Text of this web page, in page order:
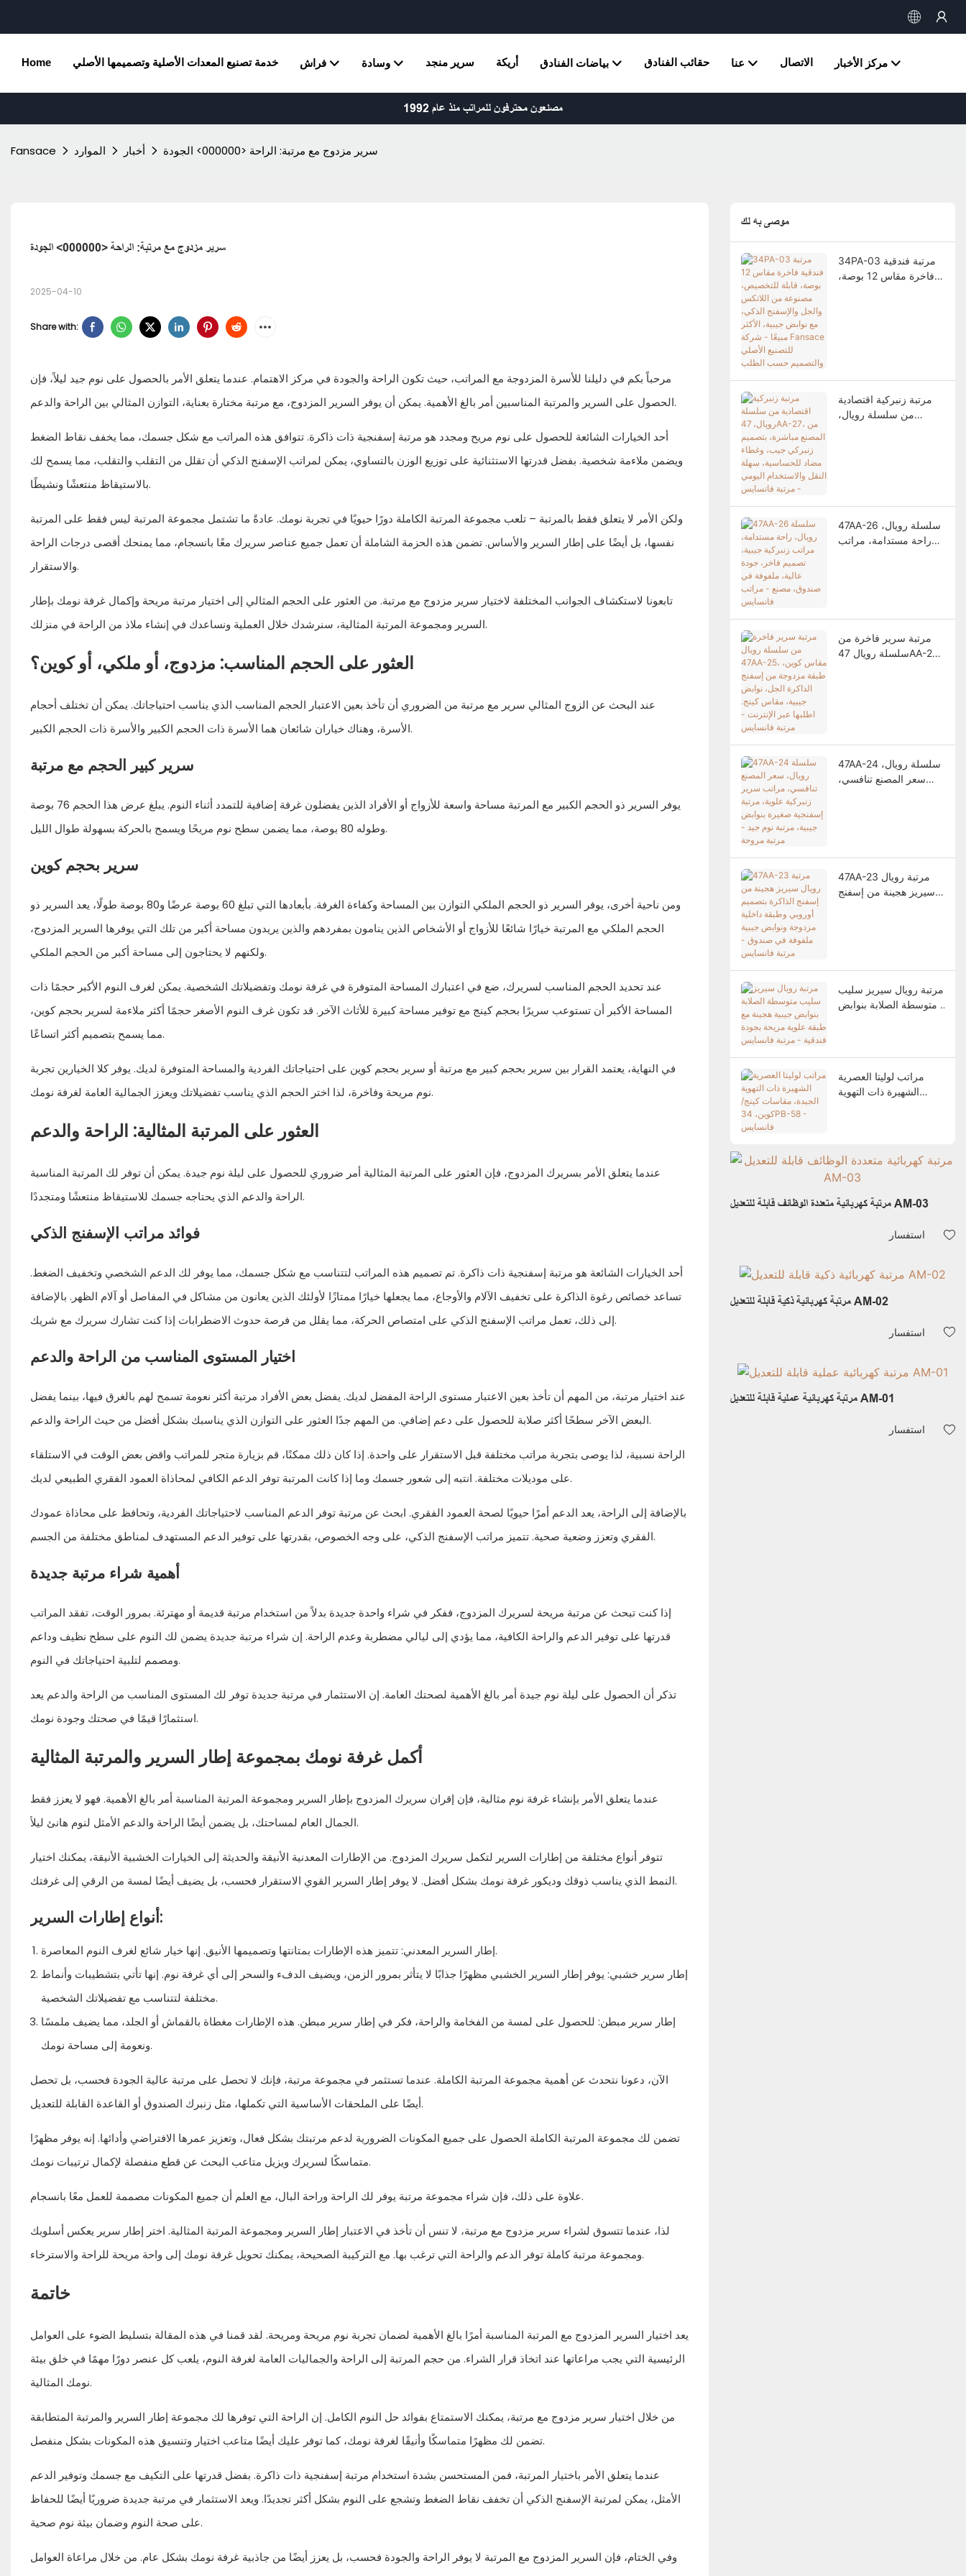
Home خدمة تصنيع المعدات الأصلية وتصميمها الأصلي فراش وسادة سرير منجد أريكة بياضات الفنادق حقائب الفنادق عنا الاتصال مركز الأخبار
مصنعون محترفون للمراتب منذ عام 1992
Fansace الموارد أخبار سرير مزدوج مع مرتبة: الراحة <000000> الجودة
سرير مزدوج مع مرتبة: الراحة <000000> الجودة
2025-04-10
Share with:
مرحباً بكم في دليلنا للأسرة المزدوجة مع المراتب، حيث تكون الراحة والجودة في مركز الاهتمام. عندما يتعلق الأمر بالحصول على نوم جيد ليلاً، فإن
الحصول على السرير والمرتبة المناسبين أمر بالغ الأهمية. يمكن أن يوفر السرير المزدوج، مع مرتبة مختارة بعناية، التوازن المثالي بين الراحة والدعم.
أحد الخيارات الشائعة للحصول على نوم مريح ومجدد هو مرتبة إسفنجية ذات ذاكرة. تتوافق هذه المراتب مع شكل جسمك، مما يخفف نقاط الضغط
ويضمن ملاءمة شخصية. بفضل قدرتها الاستثنائية على توزيع الوزن بالتساوي، يمكن لمراتب الإسفنج الذكي أن تقلل من التقلب والتقلب، مما يسمح لك
بالاستيقاظ منتعشًا ونشيطًا.
ولكن الأمر لا يتعلق فقط بالمرتبة – تلعب مجموعة المرتبة الكاملة دورًا حيويًا في تجربة نومك. عادةً ما تشتمل مجموعة المرتبة ليس فقط على المرتبة
نفسها، بل أيضًا على إطار السرير والأساس. تضمن هذه الحزمة الشاملة أن تعمل جميع عناصر سريرك معًا بانسجام، مما يمنحك أقصى درجات الراحة
والاستقرار.
تابعونا لاستكشاف الجوانب المختلفة لاختيار سرير مزدوج مع مرتبة. من العثور على الحجم المثالي إلى اختيار مرتبة مريحة وإكمال غرفة نومك بإطار
السرير ومجموعة المرتبة المثالية، سنرشدك خلال العملية ونساعدك في إنشاء ملاذ من الراحة في منزلك.
العثور على الحجم المناسب: مزدوج، أو ملكي، أو كوين؟
عند البحث عن الزوج المثالي سرير مع مرتبة من الضروري أن تأخذ بعين الاعتبار الحجم المناسب الذي يناسب احتياجاتك. يمكن أن تختلف أحجام
الأسرة، وهناك خياران شائعان هما الأسرة ذات الحجم الكبير والأسرة ذات الحجم الكبير.
سرير كبير الحجم مع مرتبة
يوفر السرير ذو الحجم الكبير مع المرتبة مساحة واسعة للأزواج أو الأفراد الذين يفضلون غرفة إضافية للتمدد أثناء النوم. يبلغ عرض هذا الحجم 76 بوصة
وطوله 80 بوصة، مما يضمن سطح نوم مريحًا ويسمح بالحركة بسهولة طوال الليل.
سرير بحجم كوين
ومن ناحية أخرى، يوفر السرير ذو الحجم الملكي التوازن بين المساحة وكفاءة الغرفة. بأبعادها التي تبلغ 60 بوصة عرضًا و80 بوصة طولًا، يعد السرير ذو
الحجم الملكي مع المرتبة خيارًا شائعًا للأزواج أو الأشخاص الذين ينامون بمفردهم والذين يريدون مساحة أكبر من تلك التي يوفرها السرير المزدوج،
ولكنهم لا يحتاجون إلى مساحة أكبر من الحجم الملكي.
عند تحديد الحجم المناسب لسريرك، ضع في اعتبارك المساحة المتوفرة في غرفة نومك وتفضيلاتك الشخصية. يمكن لغرف النوم الأكبر حجمًا ذات
المساحة الأكبر أن تستوعب سريرًا بحجم كينج مع توفير مساحة كبيرة للأثاث الآخر. قد تكون غرف النوم الأصغر حجمًا أكثر ملاءمة لسرير بحجم كوين،
مما يسمح بتصميم أكثر اتساعًا.
في النهاية، يعتمد القرار بين سرير بحجم كبير مع مرتبة أو سرير بحجم كوين على احتياجاتك الفردية والمساحة المتوفرة لديك. يوفر كلا الخيارين تجربة
نوم مريحة وفاخرة، لذا اختر الحجم الذي يناسب تفضيلاتك ويعزز الجمالية العامة لغرفة نومك.
العثور على المرتبة المثالية: الراحة والدعم
عندما يتعلق الأمر بسريرك المزدوج، فإن العثور على المرتبة المثالية أمر ضروري للحصول على ليلة نوم جيدة. يمكن أن توفر لك المرتبة المناسبة
الراحة والدعم الذي يحتاجه جسمك للاستيقاظ منتعشًا ومتجددًا.
فوائد مراتب الإسفنج الذكي
أحد الخيارات الشائعة هو مرتبة إسفنجية ذات ذاكرة. تم تصميم هذه المراتب لتتناسب مع شكل جسمك، مما يوفر لك الدعم الشخصي وتخفيف الضغط.
تساعد خصائص رغوة الذاكرة على تخفيف الآلام والأوجاع، مما يجعلها خيارًا ممتازًا لأولئك الذين يعانون من مشاكل في المفاصل أو آلام الظهر. بالإضافة
إلى ذلك، تعمل مراتب الإسفنج الذكي على امتصاص الحركة، مما يقلل من فرصة حدوث الاضطرابات إذا كنت تشارك سريرك مع شريك.
اختيار المستوى المناسب من الراحة والدعم
عند اختيار مرتبة، من المهم أن تأخذ بعين الاعتبار مستوى الراحة المفضل لديك. يفضل بعض الأفراد مرتبة أكثر نعومة تسمح لهم بالغرق فيها، بينما يفضل
البعض الآخر سطحًا أكثر صلابة للحصول على دعم إضافي. من المهم جدًا العثور على التوازن الذي يناسبك بشكل أفضل من حيث الراحة والدعم.
الراحة نسبية، لذا يوصى بتجربة مراتب مختلفة قبل الاستقرار على واحدة. إذا كان ذلك ممكنًا، قم بزيارة متجر للمراتب واقض بعض الوقت في الاستلقاء
على موديلات مختلفة. انتبه إلى شعور جسمك وما إذا كانت المرتبة توفر الدعم الكافي لمحاذاة العمود الفقري الطبيعي لديك.
بالإضافة إلى الراحة، يعد الدعم أمرًا حيويًا لصحة العمود الفقري. ابحث عن مرتبة توفر الدعم المناسب لاحتياجاتك الفردية، وتحافظ على محاذاة عمودك
الفقري وتعزز وضعية صحية. تتميز مراتب الإسفنج الذكي، على وجه الخصوص، بقدرتها على توفير الدعم المستهدف لمناطق مختلفة من الجسم.
أهمية شراء مرتبة جديدة
إذا كنت تبحث عن مرتبة مريحة لسريرك المزدوج، ففكر في شراء واحدة جديدة بدلاً من استخدام مرتبة قديمة أو مهترئة. بمرور الوقت، تفقد المراتب
قدرتها على توفير الدعم والراحة الكافية، مما يؤدي إلى ليالي مضطربة وعدم الراحة. إن شراء مرتبة جديدة يضمن لك النوم على سطح نظيف وداعم
ومصمم لتلبية احتياجاتك في النوم.
تذكر أن الحصول على ليلة نوم جيدة أمر بالغ الأهمية لصحتك العامة. إن الاستثمار في مرتبة جديدة توفر لك المستوى المناسب من الراحة والدعم يعد
استثمارًا قيمًا في صحتك وجودة نومك.
أكمل غرفة نومك بمجموعة إطار السرير والمرتبة المثالية
عندما يتعلق الأمر بإنشاء غرفة نوم مثالية، فإن إقران سريرك المزدوج بإطار السرير ومجموعة المرتبة المناسبة أمر بالغ الأهمية. فهو لا يعزز فقط
الجمال العام لمساحتك، بل يضمن أيضًا الراحة والدعم الأمثل لنوم هانئ ليلاً.
تتوفر أنواع مختلفة من إطارات السرير لتكمل سريرك المزدوج. من الإطارات المعدنية الأنيقة والحديثة إلى الخيارات الخشبية الأنيقة، يمكنك اختيار
النمط الذي يناسب ذوقك وديكور غرفة نومك بشكل أفضل. لا يوفر إطار السرير القوي الاستقرار فحسب، بل يضيف أيضًا لمسة من الرقي إلى غرفتك.
أنواع إطارات السرير:
إطار السرير المعدني: تتميز هذه الإطارات بمتانتها وتصميمها الأنيق. إنها خيار شائع لغرف النوم المعاصرة.
إطار سرير خشبي: يوفر إطار السرير الخشبي مظهرًا جذابًا لا يتأثر بمرور الزمن، ويضيف الدفء والسحر إلى أي غرفة نوم. إنها تأتي بتشطيبات وأنماط
مختلفة لتتناسب مع تفضيلاتك الشخصية.
إطار سرير مبطن: للحصول على لمسة من الفخامة والراحة، فكر في إطار سرير مبطن. هذه الإطارات مغطاة بالقماش أو الجلد، مما يضيف ملمسًا
ونعومة إلى مساحة نومك.
الآن، دعونا نتحدث عن أهمية مجموعة المرتبة الكاملة. عندما تستثمر في مجموعة مرتبة، فإنك لا تحصل على مرتبة عالية الجودة فحسب، بل تحصل
أيضًا على الملحقات الأساسية التي تكملها، مثل زنبرك الصندوق أو القاعدة القابلة للتعديل.
تضمن لك مجموعة المرتبة الكاملة الحصول على جميع المكونات الضرورية لدعم مرتبتك بشكل فعال، وتعزيز عمرها الافتراضي وأدائها. إنه يوفر مظهرًا
متماسكًا لسريرك ويزيل متاعب البحث عن قطع منفصلة لإكمال ترتيبات نومك.
علاوة على ذلك، فإن شراء مجموعة مرتبة يوفر لك الراحة وراحة البال، مع العلم أن جميع المكونات مصممة للعمل معًا بانسجام.
لذا، عندما تتسوق لشراء سرير مزدوج مع مرتبة، لا تنس أن تأخذ في الاعتبار إطار السرير ومجموعة المرتبة المثالية. اختر إطار سرير يعكس أسلوبك
ومجموعة مرتبة كاملة توفر الدعم والراحة التي ترغب بها. مع التركيبة الصحيحة، يمكنك تحويل غرفة نومك إلى واحة مريحة للراحة والاسترخاء.
خاتمة
يعد اختيار السرير المزدوج مع المرتبة المناسبة أمرًا بالغ الأهمية لضمان تجربة نوم مريحة ومريحة. لقد قمنا في هذه المقالة بتسليط الضوء على العوامل
الرئيسية التي يجب مراعاتها عند اتخاذ قرار الشراء. من حجم المرتبة إلى الراحة والجماليات العامة لغرفة النوم، يلعب كل عنصر دورًا مهمًا في خلق بيئة
نومك المثالية.
من خلال اختيار سرير مزدوج مع مرتبة، يمكنك الاستمتاع بفوائد حل النوم الكامل. إن الراحة التي توفرها لك مجموعة إطار السرير والمرتبة المتطابقة
تضمن لك مظهرًا متماسكًا وأنيقًا لغرفة نومك، كما توفر عليك أيضًا متاعب اختيار وتنسيق هذه المكونات بشكل منفصل.
عندما يتعلق الأمر باختيار المرتبة، فمن المستحسن بشدة استخدام مرتبة إسفنجية ذات ذاكرة. بفضل قدرتها على التكيف مع جسمك وتوفير الدعم
الأمثل، يمكن لمرتبة الإسفنج الذكي أن تخفف نقاط الضغط وتشجع على النوم بشكل أكثر تجديدًا. ويعد الاستثمار في مرتبة جديدة ضروريًا أيضًا للحفاظ
على صحة النوم وضمان بيئة نوم صحية.
وفي الختام، فإن السرير المزدوج مع المرتبة لا يوفر الراحة والجودة فحسب، بل يعزز أيضًا من جاذبية غرفة نومك بشكل عام. من خلال مراعاة العوامل
موصى به لك
34PA-03 مرتبة فندقية
فاخرة مقاس 12 بوصة،
الطلب
مرتبة زنبركية اقتصادية
من سلسلة رويال،
مرتبة فانسايس
47AA-26 سلسلة رويال،
راحة مستدامة، مراتب
مرتبة سرير فاخرة من
سلسلة رويال 47AA-25،
فانسايس
47AA-24 سلسلة رويال،
سعر المصنع تنافسي،
47AA-23 مرتبة رويال
سيريز هجينة من إسفنج
مرتبة رويال سيريز سليب
متوسطة الصلابة بنوابض
مراتب لوليتا العصرية
الشهيرة ذات التهوية
مرتبة كهربائية متعددة الوظائف قابلة للتعديل AM-03
استفسار
مرتبة كهربائية ذكية قابلة للتعديل AM-02
استفسار
مرتبة كهربائية عملية قابلة للتعديل AM-01
استفسار